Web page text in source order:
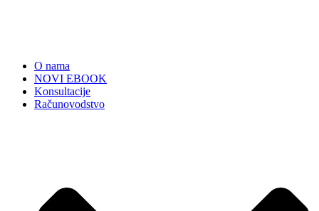
O nama
NOVI EBOOK
Konsultacije
Računovodstvo